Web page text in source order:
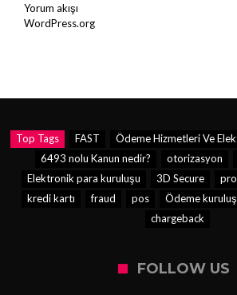
Yorum akışı
WordPress.org
Top Tags FAST
Ödeme Hizmetleri Ve
6493 nolu Kanun nedir?
otorizasyon
Elektronik para kuruluşu
3D Secure
kredi kartı
fraud pos Ödeme
chargeback
FOLLOW US